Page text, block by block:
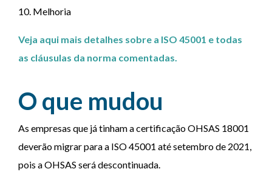
10. Melhoria
Veja aqui mais detalhes sobre a ISO 45001 e todas
as cláusulas da norma comentadas.
O que mudou
As empresas que já tinham a certificação OHSAS 18001
deverão migrar para a ISO 45001 até setembro de 2021,
pois a OHSAS será descontinuada.